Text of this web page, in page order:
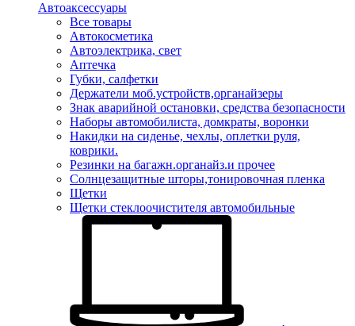
Автоаксессуары
Все товары
Автокосметика
Автоэлектрика, свет
Аптечка
Губки, салфетки
Держатели моб.устройств,органайзеры
Знак аварийной остановки, средства безопасности
Наборы автомобилиста, домкраты, воронки
Накидки на сиденье, чехлы, оплетки руля,
коврики.
Резинки на багажн.органайз.и прочее
Солнцезащитные шторы,тонировочная пленка
Щетки
Щетки стеклоочистителя автомобильные